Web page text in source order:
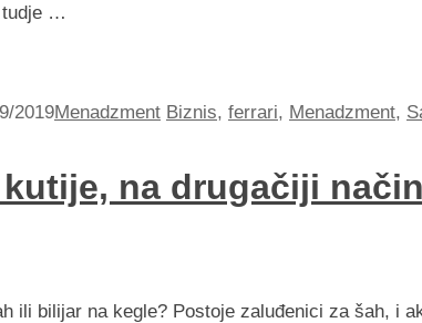
tudje …
2019Menadzment Biznis, ferrari, Menadzment,
na drugačiji način
ili bilijar na kegle? Postoje zaluđenici za šah, i